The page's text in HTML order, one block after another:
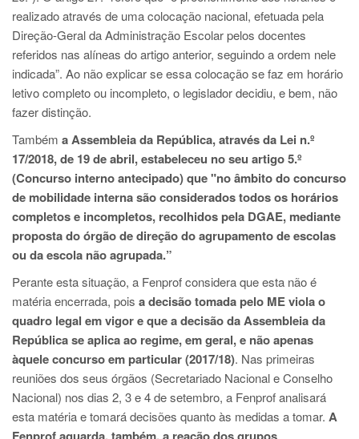
realizado através de uma colocação nacional, efetuada pela
Direção-Geral da Administração Escolar pelos docentes
referidos nas alíneas do artigo anterior, seguindo a ordem nele
indicada”. Ao não explicar se essa colocação se faz em horário
letivo completo ou incompleto, o legislador decidiu, e bem, não
fazer distinção.
Também a Assembleia da República, através da Lei n.º
17/2018, de 19 de abril, estabeleceu no seu artigo 5.º
(Concurso interno antecipado) que "no âmbito do concurso
de mobilidade interna são considerados todos os horários
completos e incompletos, recolhidos pela DGAE, mediante
proposta do órgão de direção do agrupamento de escolas
ou da escola não agrupada.”
Perante esta situação, a Fenprof considera que esta não é
matéria encerrada, pois a decisão tomada pelo ME viola o
quadro legal em vigor e que a decisão da Assembleia da
República se aplica ao regime, em geral, e não apenas
àquele concurso em particular (2017/18). Nas primeiras
reuniões dos seus órgãos (Secretariado Nacional e Conselho
Nacional) nos dias 2, 3 e 4 de setembro, a Fenprof analisará
esta matéria e tomará decisões quanto às medidas a tomar. A